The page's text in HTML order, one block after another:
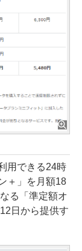
用できる24時
＋」を月額18
る「準定額オ
日から提供す